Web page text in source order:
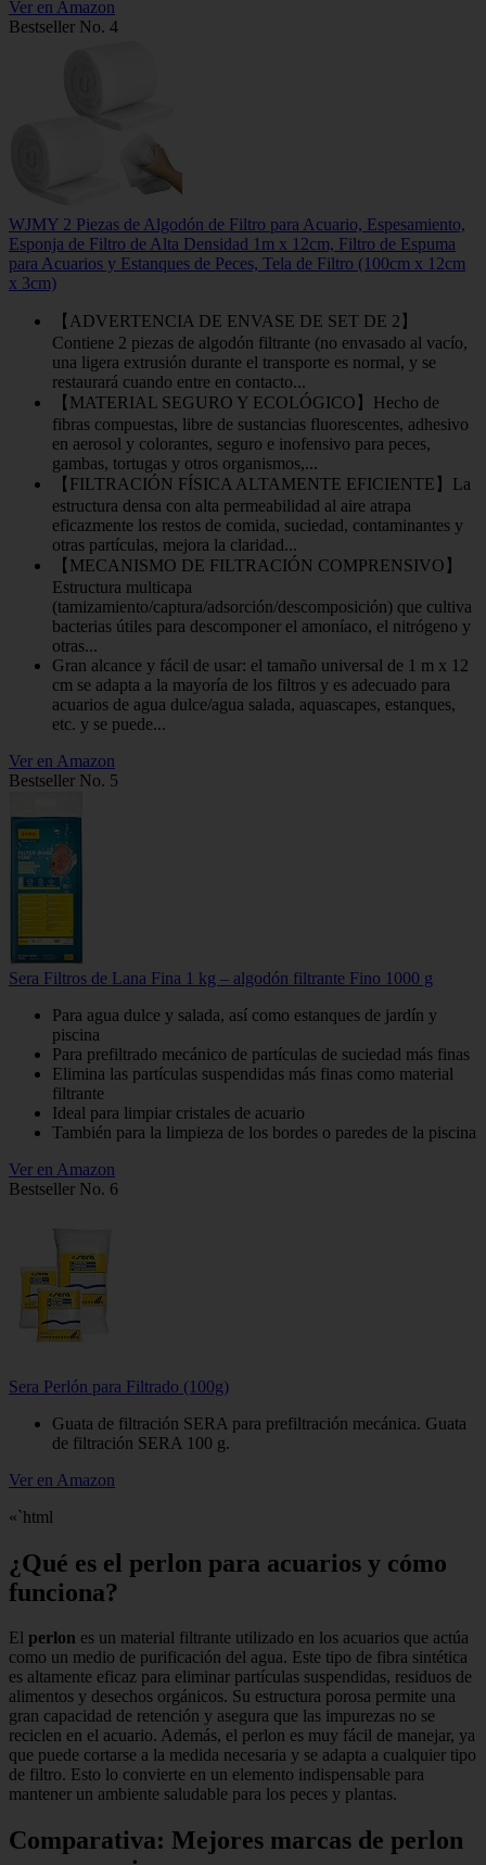
Ver en Amazon
Bestseller No. 4
WJMY 2 Piezas de Algodón de Filtro para Acuario, Espesamiento,
Esponja de Filtro de Alta Densidad 1m x 12cm, Filtro de Espuma
para Acuarios y Estanques de Peces, Tela de Filtro (100cm x 12cm
x 3cm)
【ADVERTENCIA DE ENVASE DE SET DE 2】
Contiene 2 piezas de algodón filtrante (no envasado al vacío,
una ligera extrusión durante el transporte es normal, y se
restaurará cuando entre en contacto...
【MATERIAL SEGURO Y ECOLÓGICO】Hecho de
fibras compuestas, libre de sustancias fluorescentes, adhesivo
en aerosol y colorantes, seguro e inofensivo para peces,
gambas, tortugas y otros organismos,...
【FILTRACIÓN FÍSICA ALTAMENTE EFICIENTE】La
estructura densa con alta permeabilidad al aire atrapa
eficazmente los restos de comida, suciedad, contaminantes y
otras partículas, mejora la claridad...
【MECANISMO DE FILTRACIÓN COMPRENSIVO】
Estructura multicapa
(tamizamiento/captura/adsorción/descomposición) que cultiva
bacterias útiles para descomponer el amoníaco, el nitrógeno y
otras...
Gran alcance y fácil de usar: el tamaño universal de 1 m x 12
cm se adapta a la mayoría de los filtros y es adecuado para
acuarios de agua dulce/agua salada, aquascapes, estanques,
etc. y se puede...
Ver en Amazon
Bestseller No. 5
Sera Filtros de Lana Fina 1 kg – algodón filtrante Fino 1000 g
Para agua dulce y salada, así como estanques de jardín y
piscina
Para prefiltrado mecánico de partículas de suciedad más finas
Elimina las partículas suspendidas más finas como material
filtrante
Ideal para limpiar cristales de acuario
También para la limpieza de los bordes o paredes de la piscina
Ver en Amazon
Bestseller No. 6
Sera Perlón para Filtrado (100g)
Guata de filtración SERA para prefiltración mecánica. Guata
de filtración SERA 100 g.
Ver en Amazon
«`html
¿Qué es el perlon para acuarios y cómo
funciona?
El perlon es un material filtrante utilizado en los acuarios que actúa
como un medio de purificación del agua. Este tipo de fibra sintética
es altamente eficaz para eliminar partículas suspendidas, residuos de
alimentos y desechos orgánicos. Su estructura porosa permite una
gran capacidad de retención y asegura que las impurezas no se
reciclen en el acuario. Además, el perlon es muy fácil de manejar, ya
que puede cortarse a la medida necesaria y se adapta a cualquier tipo
de filtro. Esto lo convierte en un elemento indispensable para
mantener un ambiente saludable para los peces y plantas.
Comparativa: Mejores marcas de perlon